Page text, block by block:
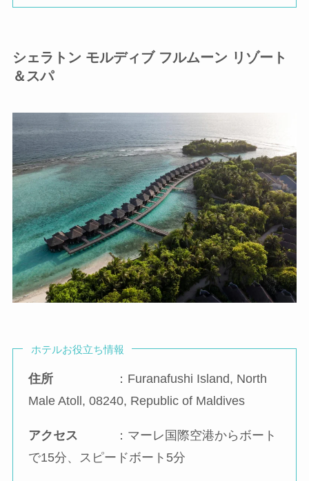
シェラトン モルディブ フルムーン リゾート
＆スパ
ホテルお役立ち情報
住所 ：Furanafushi Island, North
Male Atoll, 08240, Republic of Maldives
アクセス
：マーレ国際空港からボート
で15分、スピードボート5分